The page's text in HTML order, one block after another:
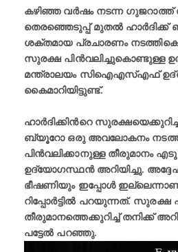
കഴിഞ്ഞ വർഷം നടന്ന ഗുജറാത്ത്
തെരഞ്ഞെടുപ്പ് മുതൽ ഹാർദിക്ക്
ശക്തമായ പ്രചാരണം
സുരക്ഷ പിൻവലിച്ചുകൊണ്ടുള്ള
മന്ത്രാലയം സിഐഎസ്എഫ്
കൈമാറിയിട്ടുണ്ട്.
ഹാർദിക്കിന്‍റെ
ബ്യൂറോ ഒരു അവലോകനം
പിൻവലിക്കാനുള്ള തീരുമാനം
ഉദ്യോഗസ്ഥൻ അറിയിച്ചു.
ഭീഷണിയും ഇപ്പോൾ
റിപ്പോർട്ടിൽ പറയുന്നത്. സുരക്ഷ
തീരുമാനത്തെക്കുറിച്ച് തനിക്ക്
പട്ടേൽ പറഞ്ഞു.